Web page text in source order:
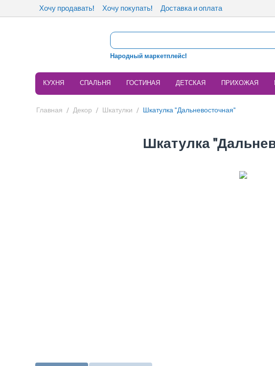
Хочу продавать! Хочу покупать! Доставка и оплата
Народный маркетплейс!
КУХНЯ СПАЛЬНЯ ГОСТИНАЯ ДЕТСКАЯ ПРИХОЖАЯ
Главная / Декор / Шкатулки / Шкатулка "Дальневосточная"
Шкатулка